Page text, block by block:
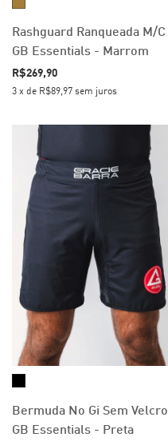
Rashguard Ranqueada M/C
GB Essentials - Marrom
R$269,90
3 x de R$89,97 sem juros
Bermuda No Gi Sem Velcro
GB Essentials - Preta